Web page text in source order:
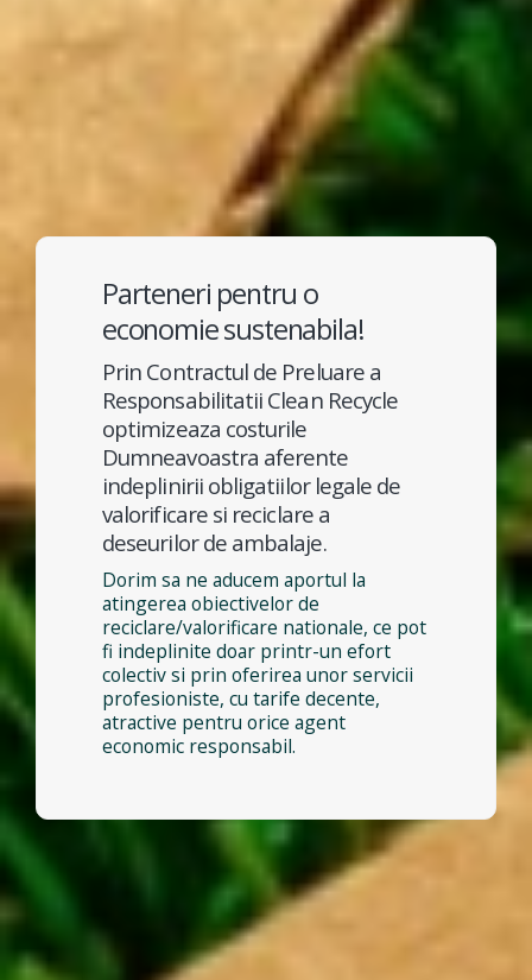
Prin Contractul de Preluare a
Responsabilitatii Clean Recycle
optimizeaza costurile
Dumneavoastra aferente
indeplinirii obligatiilor legale de
valorificare si reciclare a
deseurilor de ambalaje.
Dorim sa ne aducem aportul la
fi indeplinite doar printr-un efort
colectiv si prin oferirea unor servicii
profesioniste, cu tarife decente,
atractive pentru orice agent
economic responsabil.